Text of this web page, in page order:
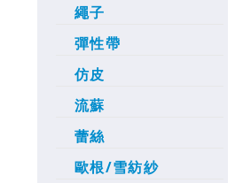
繩子
彈性帶
仿皮
流蘇
蕾絲
歐根/雪紡紗